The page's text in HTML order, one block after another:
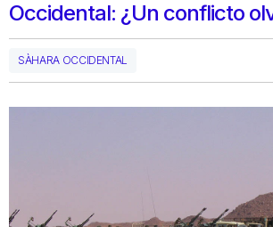
Occidental: ¿Un conflicto
SÀHARA OCCIDENTAL